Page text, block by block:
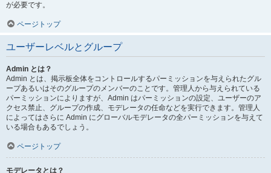
が必要です。
ページトップ
ユーザーレベルとグループ
Admin とは？
Admin とは、掲示板全体をコントロールするパーミッションを与えられたグル
ープあるいはそのグループのメンバーのことです。管理人から与えられている
パーミッションによりますが、Admin はパーミッションの設定、ユーザーのア
クセス禁止、グループの作成、モデレータの任命などを実行できます。管理人
によってはさらに Admin にグローバルモデレータの全パーミッションを与えて
いる場合もあるでしょう。
ページトップ
モデレータとは？